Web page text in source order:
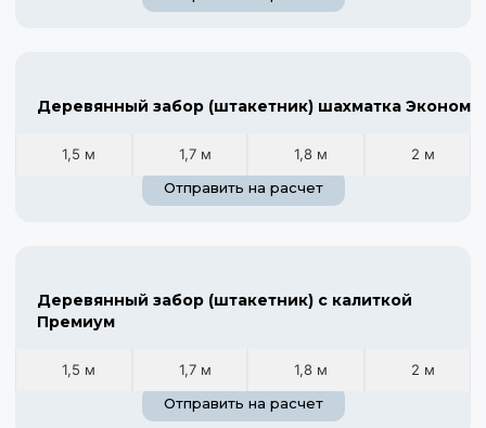
Деревянный забор (штакетник) шахматка Эконом
1,5 м 1,7 м 1,8 м
2 м
Отправить на расчет
Деревянный забор (штакетник) с калиткой
Премиум
1,5 м 1,7 м 1,8 м
2 м
Отправить на расчет